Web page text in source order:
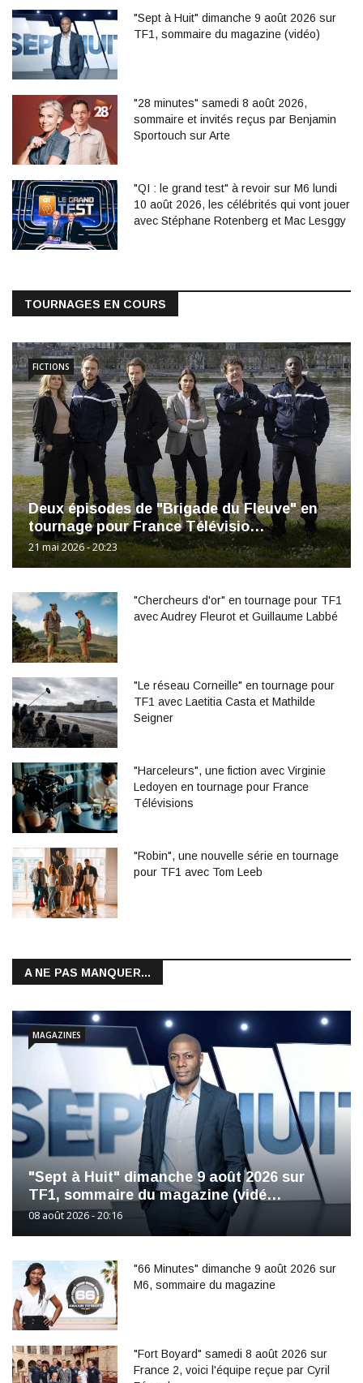
"Sept à Huit" dimanche 9 août 2026 sur
TF1, sommaire du magazine (vidéo)
"28 minutes" samedi 8 août 2026,
sommaire et invités reçus par Benjamin
Sportouch sur Arte
"QI : le grand test" à revoir sur M6 lundi
10 août 2026, les célébrités qui vont jouer
avec Stéphane Rotenberg et Mac Lesggy
TOURNAGES EN COURS
Deux épisodes de "Brigade du Fleuve" en
tournage pour France Télévisio…
21 mai 2026 - 20:23
FICTIONS
"Chercheurs d'or" en tournage pour TF1
avec Audrey Fleurot et Guillaume Labbé
"Le réseau Corneille" en tournage pour
TF1 avec Laetitia Casta et Mathilde
Seigner
"Harceleurs", une fiction avec Virginie
Ledoyen en tournage pour France
Télévisions
"Robin", une nouvelle série en tournage
pour TF1 avec Tom Leeb
A NE PAS MANQUER...
"Sept à Huit" dimanche 9 août 2026 sur
TF1, sommaire du magazine (vidé…
08 août 2026 - 20:16
MAGAZINES
"66 Minutes" dimanche 9 août 2026 sur
M6, sommaire du magazine
"Fort Boyard" samedi 8 août 2026 sur
France 2, voici l'équipe reçue par Cyril